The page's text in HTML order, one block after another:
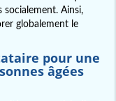
socialement. Ainsi,
globalement le
pour une
âgées